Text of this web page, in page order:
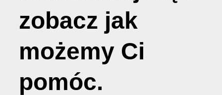
zobacz jak
możemy Ci
pomóc.